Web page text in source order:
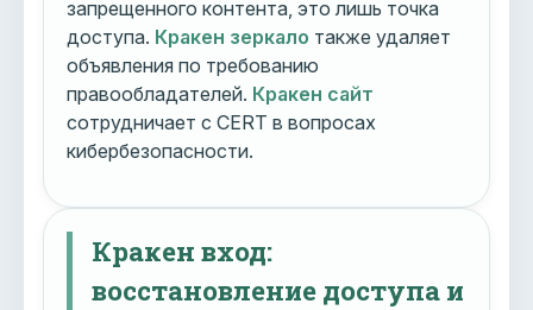
запрещенного контента, это лишь точка
доступа. Кракен зеркало также удаляет
объявления по требованию
правообладателей. Кракен сайт
сотрудничает с CERT в вопросах
кибербезопасности.
Кракен вход:
восстановление доступа и